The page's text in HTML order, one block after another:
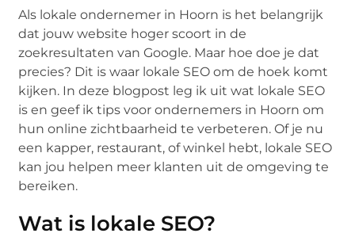
Als lokale ondernemer in Hoorn is het belangrijk
dat jouw website hoger scoort in de
zoekresultaten van Google. Maar hoe doe je dat
precies? Dit is waar lokale SEO om de hoek komt
kijken. In deze blogpost leg ik uit wat lokale SEO
is en geef ik tips voor ondernemers in Hoorn om
hun online zichtbaarheid te verbeteren. Of je nu
een kapper, restaurant, of winkel hebt, lokale SEO
kan jou helpen meer klanten uit de omgeving te
bereiken.
Wat is lokale SEO?